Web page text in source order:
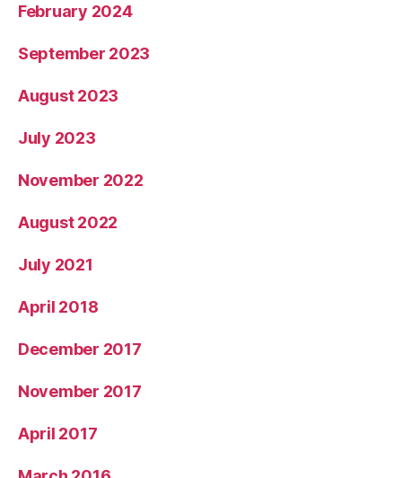
February 2024
September 2023
August 2023
July 2023
November 2022
August 2022
July 2021
April 2018
December 2017
November 2017
April 2017